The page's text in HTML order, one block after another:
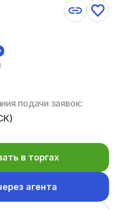
подачи заявок:
в торгах
агента